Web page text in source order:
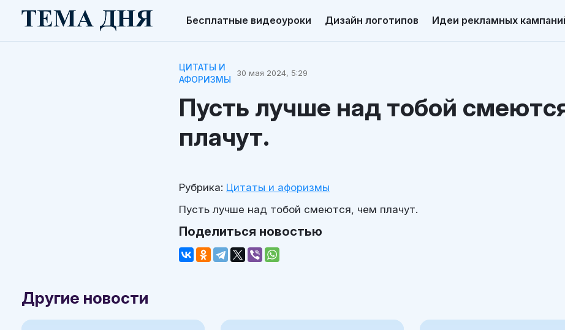
Бесплатные видеоуроки Дизайн логотипов Идеи рекламных
ЦИТАТЫ И
АФОРИЗМЫ
30 мая 2024, 5:29
Пусть лучше над тобой
плачут.
Рубрика: Цитаты и афоризмы
Пусть лучше над тобой смеются, чем плачут.
Поделиться новостью
Другие новости